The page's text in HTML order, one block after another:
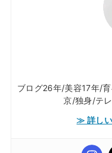
ブログ26年/美容17年/
京/独身/テ
≫ 詳し